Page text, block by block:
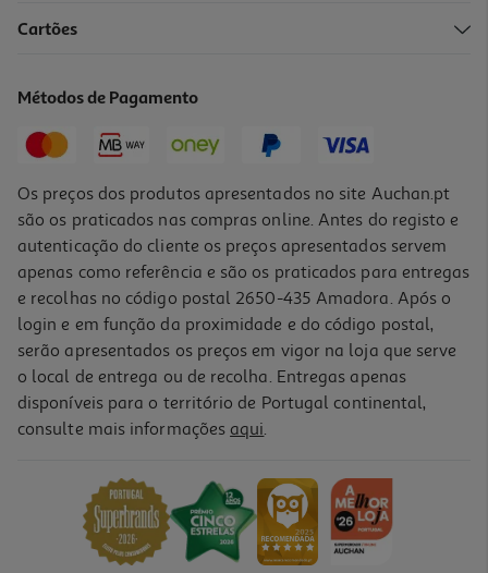
Lâmpada Led Classe A Auchan Branca E27 60w
Cartões
Métodos de Pagamento
Os preços dos produtos apresentados no site Auchan.pt
são os praticados nas compras online. Antes do registo e
autenticação do cliente os preços apresentados servem
apenas como referência e são os praticados para entregas
e recolhas no código postal 2650-435 Amadora. Após o
login e em função da proximidade e do código postal,
serão apresentados os preços em vigor na loja que serve
o local de entrega ou de recolha. Entregas apenas
disponíveis para o território de Portugal continental,
consulte mais informações aqui.